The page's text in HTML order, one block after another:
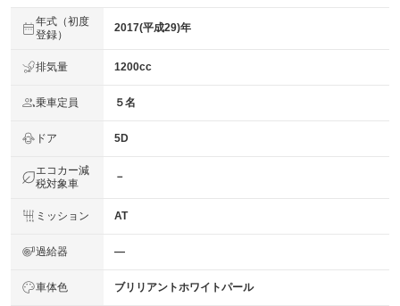
年式（初度
登録）
2017(平成29)年
排気量 1200cc
乗車定員 ５名
ドア 5D
エコカー減
税対象車
－
ミッション AT
過給器 ―
車体色 ブリリアントホワイトパール